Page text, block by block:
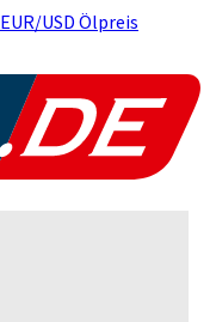
EUR/USD Ölpreis